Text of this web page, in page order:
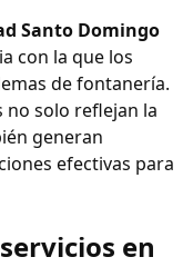
Santo Domingo
con la que los
de fontanería.
no solo reflejan la
generan
efectivas para
en